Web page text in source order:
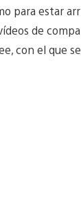
para estar
de
con el que